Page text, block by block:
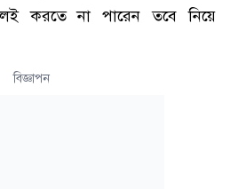
করতে না পারেন তবে নিয়ে
বিজ্ঞাপন